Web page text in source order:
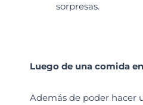
sorpresas.
Luego de una comida
Además de poder hacer